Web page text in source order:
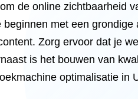
de online zichtbaarheid
met een grondige
Zorg ervoor dat je
is het bouwen van
optimalisatie in